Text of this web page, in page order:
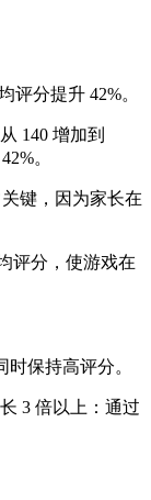
评分提升 42%。
140 增加到
。
键，因为家长在
评分，使游戏在
保持高评分。
3 倍以上：通过